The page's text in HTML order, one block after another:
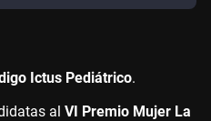
Ictus Pediátrico.
al VI Premio Mujer La